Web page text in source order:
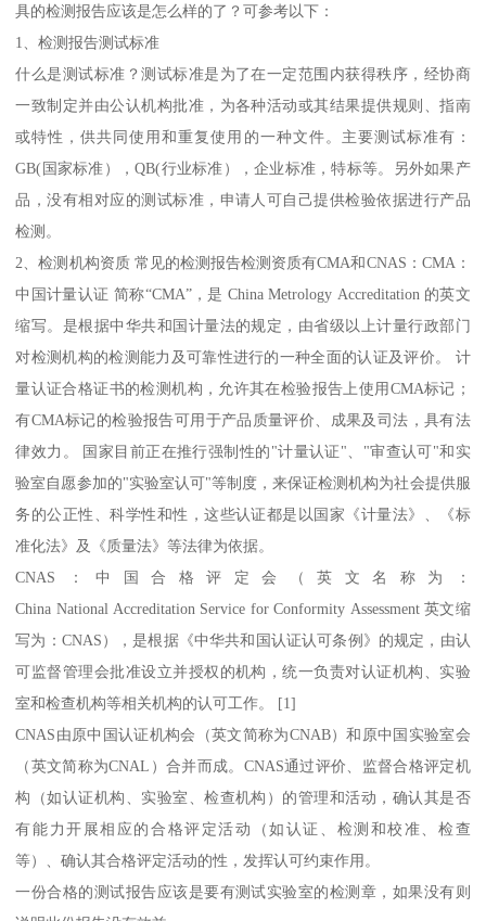
具的检测报告应该是怎么样的了？可参考以下：
1、检测报告测试标准
什么是测试标准？测试标准是为了在一定范围内获得秩序，经协商
一致制定并由公认机构批准，为各种活动或其结果提供规则、指南
或特性，供共同使用和重复使用的一种文件。主要测试标准有：
GB(国家标准），QB(行业标准），企业标准，特标等。另外如果产
品，没有相对应的测试标准，申请人可自己提供检验依据进行产品
检测。
2、检测机构资质 常见的检测报告检测资质有CMA和CNAS：CMA：
中国计量认证 简称“CMA”，是 China Metrology Accreditation 的英文
缩写。是根据中华共和国计量法的规定，由省级以上计量行政部门
对检测机构的检测能力及可靠性进行的一种全面的认证及评价。 计
量认证合格证书的检测机构，允许其在检验报告上使用CMA标记；
有CMA标记的检验报告可用于产品质量评价、成果及司法，具有法
律效力。 国家目前正在推行强制性的"计量认证"、"审查认可"和实
验室自愿参加的"实验室认可"等制度，来保证检测机构为社会提供服
务的公正性、科学性和性，这些认证都是以国家《计量法》、《标
准化法》及《质量法》等法律为依据。
CNAS：中国合格评定会（英文名称为：
China National Accreditation Service for Conformity Assessment 英文缩
写为：CNAS），是根据《中华共和国认证认可条例》的规定，由认
可监督管理会批准设立并授权的机构，统一负责对认证机构、实验
室和检查机构等相关机构的认可工作。 [1]
CNAS由原中国认证机构会（英文简称为CNAB）和原中国实验室会
（英文简称为CNAL）合并而成。CNAS通过评价、监督合格评定机
构（如认证机构、实验室、检查机构）的管理和活动，确认其是否
有能力开展相应的合格评定活动（如认证、检测和校准、检查
等）、确认其合格评定活动的性，发挥认可约束作用。
一份合格的测试报告应该是要有测试实验室的检测章，如果没有则